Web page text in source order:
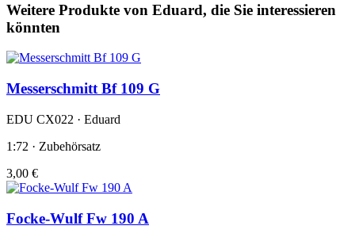
Weitere Produkte von Eduard, die Sie interessieren
könnten
Messerschmitt Bf 109 G
EDU CX022 · Eduard
1:72 · Zubehörsatz
3,00 €
Focke-Wulf Fw 190 A